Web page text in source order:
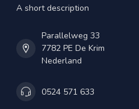
A short description
Parallelweg 33
7782 PE De Krim
Nederland
0524 571 633